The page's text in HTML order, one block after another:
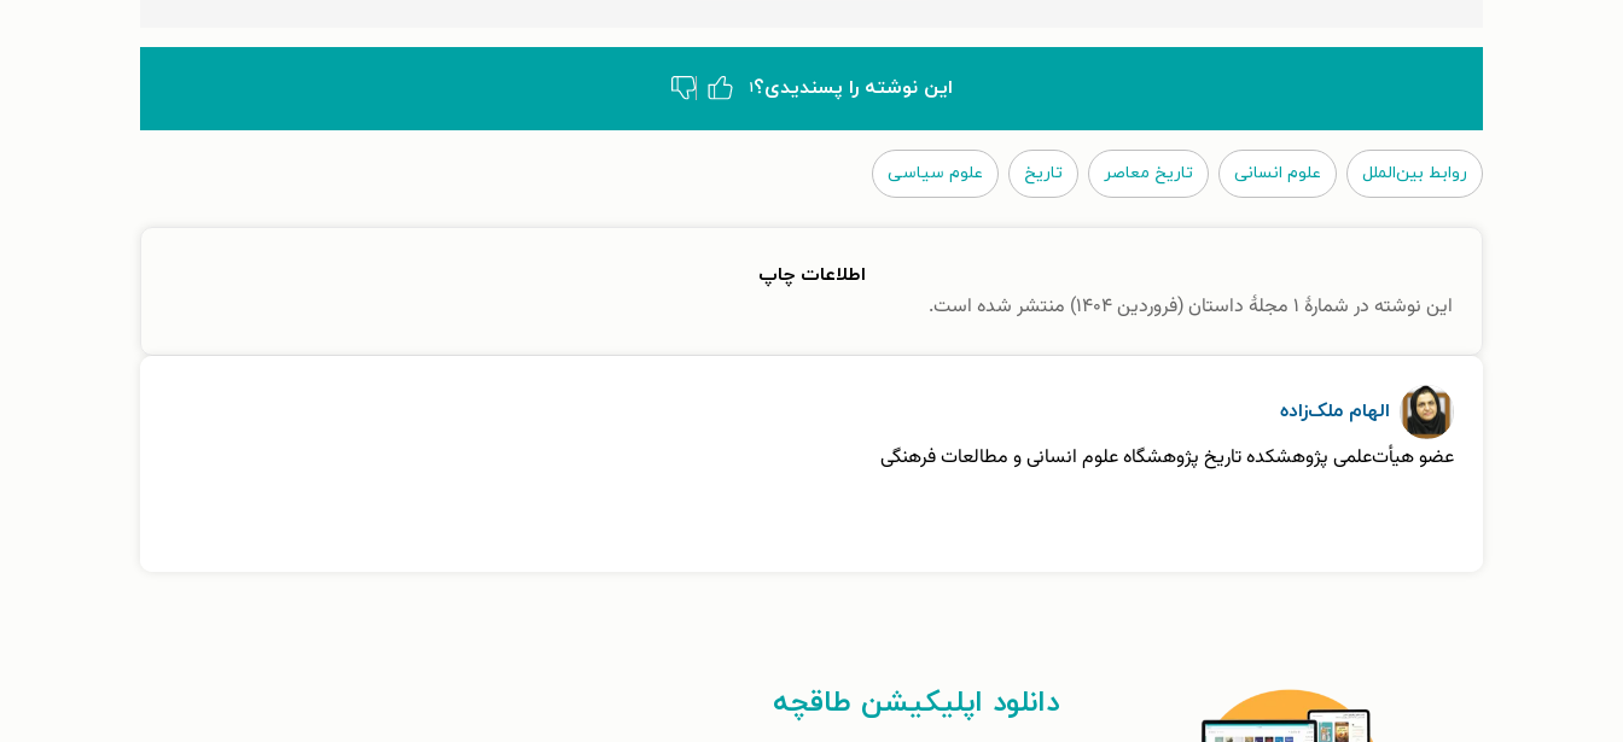
این نوشته‌ را پسندیدی؟۱
روابط بین‌الملل علوم انسانی تاریخ معاصر تاریخ علوم سیاسی
اطلاعات چاپ
این نوشته در شمارهٔ ۱ مجلهٔ داستان (فروردین ۱۴۰۴) منتشر شده است.
الهام ملک‌زاده
عضو هیأت‌علمی پژوهشکده تاریخ پژوهشگاه علوم انسانی و مطالعات فرهنگی
دانلود اپلیکیشن طاقچه